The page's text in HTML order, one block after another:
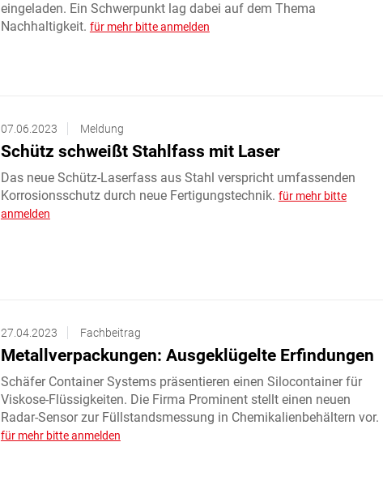
eingeladen. Ein Schwerpunkt lag dabei auf dem Thema
Nachhaltigkeit. für mehr bitte anmelden
07.06.2023 Meldung
Schütz schweißt Stahlfass mit Laser
Das neue Schütz-Laserfass aus Stahl verspricht umfassenden
Korrosionsschutz durch neue Fertigungstechnik. für mehr bitte
anmelden
27.04.2023 Fachbeitrag
Metallverpackungen: Ausgeklügelte Erfindungen
Schäfer Container Systems präsentieren einen Silocontainer für
Viskose-Flüssigkeiten. Die Firma Prominent stellt einen neuen
Radar-Sensor zur Füllstandsmessung in Chemikalienbehältern vor.
für mehr bitte anmelden